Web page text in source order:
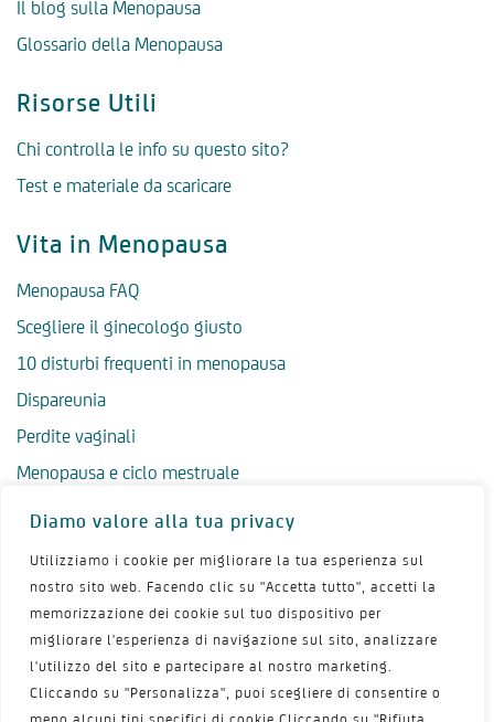
Diamo valore alla tua privacy
Utilizziamo i cookie per migliorare la tua esperienza sul
nostro sito web. Facendo clic su "Accetta tutto", accetti la
memorizzazione dei cookie sul tuo dispositivo per
migliorare l'esperienza di navigazione sul sito, analizzare
l'utilizzo del sito e partecipare al nostro marketing.
Cliccando su "Personalizza", puoi scegliere di consentire o
Il blog sulla Menopausa
Glossario della Menopausa
Risorse Utili
Chi controlla le info su questo sito?
Test e materiale da scaricare
Vita in Menopausa
Menopausa FAQ
Scegliere il ginecologo giusto
10 disturbi frequenti in menopausa
Dispareunia
Perdite vaginali
Menopausa e ciclo mestruale
Menopausa precoce
Salute psicologica in menopausa
Igiene intima in menopausa
Menopausa e sport